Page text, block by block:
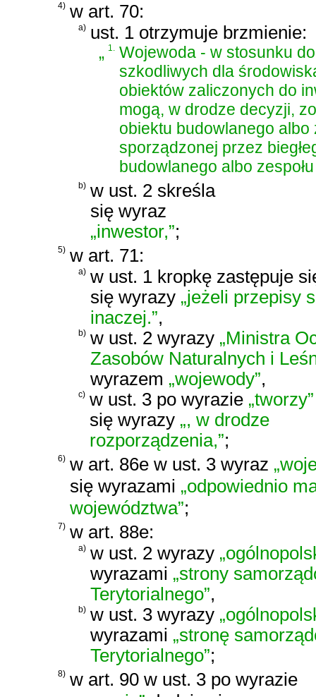
4) w art. 70:
a) ust. 1 otrzymuje brzmienie:
„1. Wojewoda - w stosunku
szkodliwych dla
obiektów zaliczonych do
mogą, w drodze decyzji,
obiektu budowlanego albo
sporządzonej przez
budowlanego albo
b) w ust. 2 skreśla
się wyraz
„inwestor,”;
5) w art. 71:
a) w ust. 1 kropkę zastępuje
się wyrazy „jeżeli przepisy
inaczej.”,
b) w ust. 2 wyrazy „Ministra
Zasobów Naturalnych i
wyrazem „wojewody”,
c) w ust. 3 po wyrazie „tworzy”
się wyrazy „, w drodze
rozporządzenia,”;
6) w art. 86e w ust. 3 wyraz
się wyrazami „odpowiednio
województwa”;
7) w art. 88e:
a) w ust. 2 wyrazy
wyrazami „strony
Terytorialnego”,
b) w ust. 3 wyrazy
wyrazami „stronę
Terytorialnego”;
8) w art. 90 w ust. 3 po wyrazie